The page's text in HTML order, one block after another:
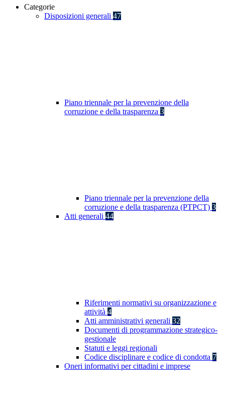
Categorie
Disposizioni generali 47
Piano triennale per la prevenzione della
corruzione e della trasparenza 3
Piano triennale per la prevenzione della
corruzione e della trasparenza (PTPCT) 3
Atti generali 44
Riferimenti normativi su organizzazione e
attività 4
Atti amministrativi generali 32
Documenti di programmazione strategico-
gestionale
Statuti e leggi regionali
Codice disciplinare e codice di condotta 7
Oneri informativi per cittadini e imprese